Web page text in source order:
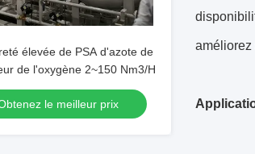
élevée de PSA d'azote de
de l'oxygène 2~150 Nm3/H
le meilleur prix
améliorez